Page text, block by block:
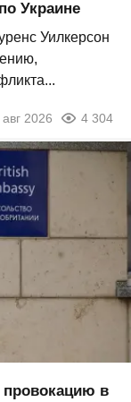
Украине
Уилкерсон
2026 4 304
провокацию в